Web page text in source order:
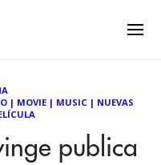
| MOVIE | MUSIC | NUEVAS
publica